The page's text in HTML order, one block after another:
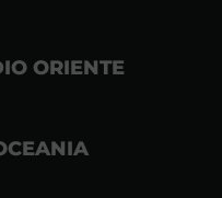
ORIENTE